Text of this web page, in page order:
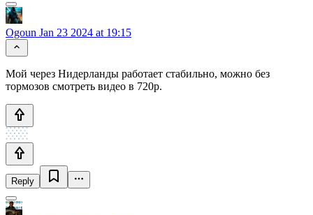
Ogoun Jan 23 2024 at 19:15
Мой через Нидерланды работает стабильно, можно без
тормозов смотреть видео в 720p.
Reply